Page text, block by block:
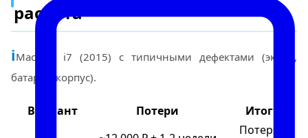
расчёта
iMac 27 i7 (2015) с типичными дефектами (экран,
батарея, корпус).
Вариант Потери Итог
Потеря